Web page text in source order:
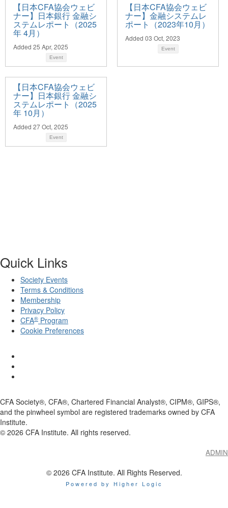
【日本CFA協会ウェビ
ナー】日本銀行 金融シ
ステムレポート（2025
年 4月）
Added 25 Apr, 2025
Event
【日本CFA協会ウェビ
ナー】金融システムレ
ポート（2023年10月）
Added 03 Oct, 2023
Event
【日本CFA協会ウェビ
ナー】日本銀行 金融シ
ステムレポート（2025
年 10月）
Added 27 Oct, 2025
Event
Quick Links
Society Events
Terms & Conditions
Membership
Privacy Policy
CFA® Program
Cookie Preferences
CFA Society®, CFA®, Chartered Financial Analyst®, CIPM®, GIPS®,
and the pinwheel symbol are registered trademarks owned by CFA
Institute.
© 2026 CFA Institute. All rights reserved.
ADMIN
© 2026 CFA Institute. All Rights Reserved.
Powered by Higher Logic